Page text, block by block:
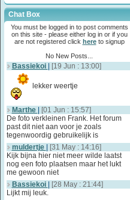
Chat Box
You must be logged in to post comments
on this site - please either log in or if you
are not registered click hereto signup
No New Posts...
Bassiekoi [19 Jun : 13:00]
lekker weertje
Marthe
[01 Jun : 15:57]
De foto verkleinen Frank. Het forum
past dit niet aan voor je zoals
tegenwoordig gebruikelijk is
muldertje
[31 May : 14:16]
Kijk bijna hier niet meer wilde laatst
nog een foto plaatsen maar het lukt
me gewoon niet
Bassiekoi
[28 May : 21:44]
Lijkt mij leuk.